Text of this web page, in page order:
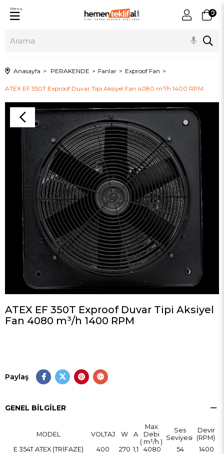
0
Menu
Anasayfa PERAKENDE Fanlar Exproof Fan
ATEX EF 350T Exproof Duvar Tipi Aksiyel Fan 4080 m³/h 1400 RPM
ATEX EF 350T Exproof Duvar Tipi Aksiyel
Fan 4080 m³/h 1400 RPM
Paylaş
GENEL BILGILER
MODEL VOLTAJ W A
Max.
Debi
( m³/h )
Ses
Seviyesi
Devir
(RPM)
E 354T ATEX (TRİFAZE)
400 270 1,1 4080 54 1400